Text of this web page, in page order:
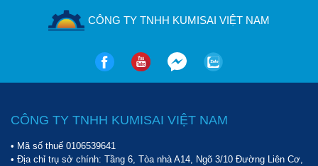
CÔNG TY TNHH KUMISAI VIỆT NAM
CÔNG TY TNHH KUMISAI VIỆT NAM
• Mã số thuế 0106539641
• Địa chỉ trụ sở chính: Tầng 6, Tòa nhà A14, Ngõ 3/10 Đường Liên Cơ,